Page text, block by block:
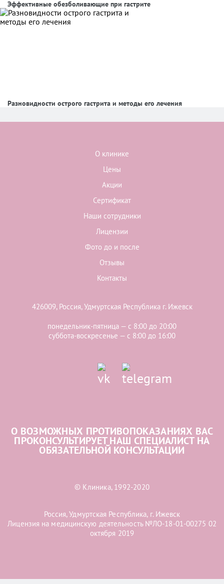
Эффективные обезболивающие при гастрите
Разновидности острого гастрита и методы его лечения
О клинике
Цены
Акции
Сертификат
Наши сотрудники
Лицензии
Фото до и после
Отзывы
Контакты
426009, Россия, Удмуртская Республика г. Ижевск
понедельник-пятница — с 8:00 до 20:00
суббота-воскресенье — с 8:00 до 16:00
О ВОЗМОЖНЫХ ПРОТИВОПОКАЗАНИЯХ ВАС
ПРОКОНСУЛЬТИРУЕТ НАШ СПЕЦИАЛИСТ НА
ОБЯЗАТЕЛЬНОЙ КОНСУЛЬТАЦИИ
© Клиника, 1992-2020
Россия, Удмуртская Республика, г. Ижевск
Лицензия на медицинскую деятельность №ЛО-18-01-00275 02
октября 2019